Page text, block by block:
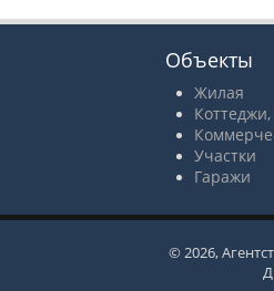
Объекты
Жилая
Участки
Гаражи
© 2026,